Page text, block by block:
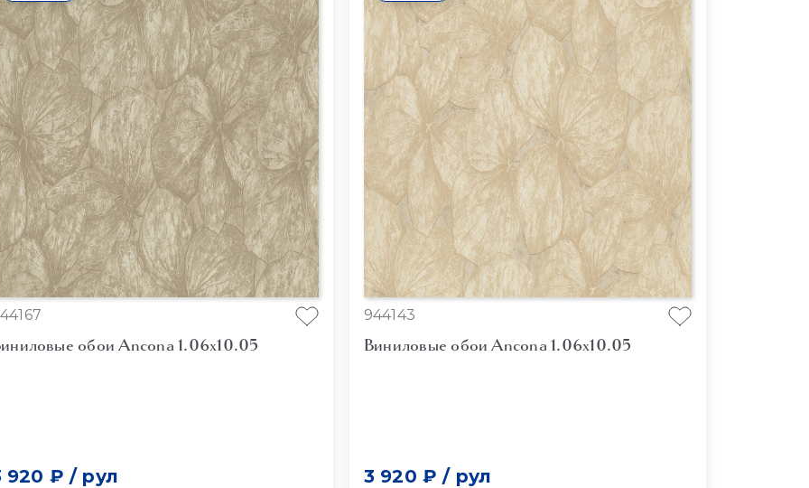
обои Ancona 1.06x10.05
920 ₽ / рул
944143
Виниловые обои Ancona 1.06x10.05
3 920 ₽ / рул